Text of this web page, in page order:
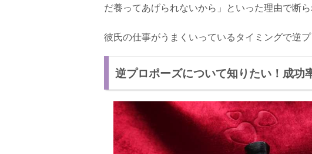
だ養ってあげられないから」といった理由で断ら
彼氏の仕事がうまくいっているタイミングで逆プ
逆プロポーズについて知りたい！成功